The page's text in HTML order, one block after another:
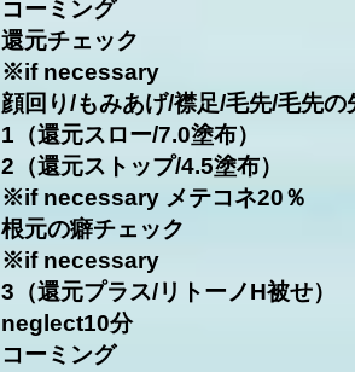
コーミング
還元チェック
​※if necessary
顔回り/もみあげ/襟足/毛先/毛先の
1（還元スロー/7.0塗布）
2（還元ストップ/4.5塗布）
※if necessary メテコネ20％
根元の癖チェック
※if necessary
3（還元プラス/リトーノH被せ）
neglect10分
コーミング